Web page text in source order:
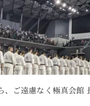
ご遠慮なく極真会館